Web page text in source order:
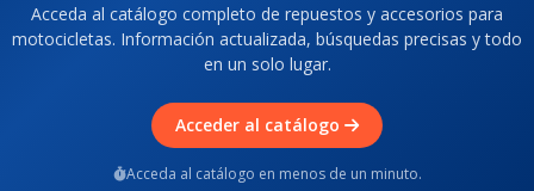
Acceda al catálogo completo de repuestos y accesorios para
motocicletas. Información actualizada, búsquedas precisas y todo
en un solo lugar.
Acceder al catálogo
Acceda al catálogo en menos de un minuto.